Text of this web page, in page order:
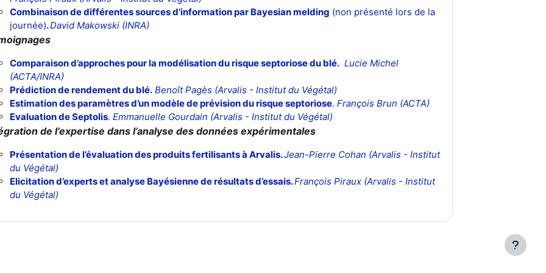
Combinaison de différentes sources d’information par Bayesian melding (non présenté lors de la
journée).David Makowski(INRA)
Comparaison d’approches pour la modélisation du risque septoriose du blé. Lucie Michel
(ACTA/INRA)
Prédiction de rendement du blé.Benoît Pagès(Arvalis - Institut du Végétal)
Estimation des paramètres d’un modèle de prévision du risque septoriose. François Brun (ACTA)
Evaluation de Septolis. Emmanuelle Gourdain (Arvalis - Institut du Végétal)
de l’expertise dans l’analyse des données expérimentales
Présentation de l’évaluation des produits fertilisants à Arvalis.Jean-Pierre Cohan (Arvalis - Institut
du Végétal)
Elicitation d’experts et analyse Bayésienne de résultats d’essais.François Piraux(Arvalis - Institut
du Végétal)